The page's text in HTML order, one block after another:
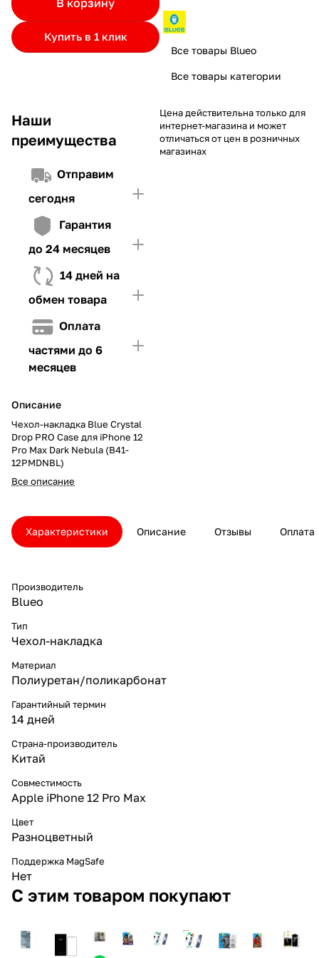
Купить в 1 клик
Наши
преимущества
Отправим
сегодня
Гарантия
до 24 месяцев
14 дней на
обмен товара
Оплата
частями до 6
месяцев
Описание
Чехол-накладка Blue Crystal
Drop PRO Case для iPhone 12
Pro Max Dark Nebula (B41-
12PMDNBL)
Все описание
и Первого взноса (в случае необходимости)
Если лимит ниже стоимости товара, недостающую
сумму нужно внести Первым взносом
4. Иметь достаточно средств для внесения первой части платежа
Все товары Blueo
Все товары категории
Цена действительна только для
интернет-магазина и может
отличаться от цен в розничных
магазинах
Характеристики Описание Отзывы Оплата
Производитель
Blueo
Тип
Чехол-накладка
Материал
Полиуретан/поликарбонат
Гарантийный термин
14 дней
Страна-производитель
Китай
Совместимость
Apple iPhone 12 Pro Max
Цвет
Разноцветный
Поддержка MagSafe
Нет
С этим товаром покупают